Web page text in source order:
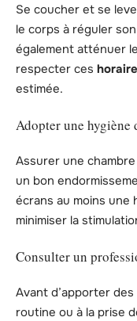
Se coucher et se
le corps à réguler
également atténuer
respecter ces
estimée.
Adopter une hygiène
Assurer une
un bon
écrans au moins une
minimiser la
Consulter un
Avant d’apporter
routine ou à la prise